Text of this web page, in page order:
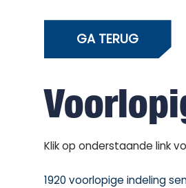
GA TERUG
Klik op onderstaande link
1920 voorlopige indeling